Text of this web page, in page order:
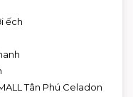
ếch
Tân Phú Celadon